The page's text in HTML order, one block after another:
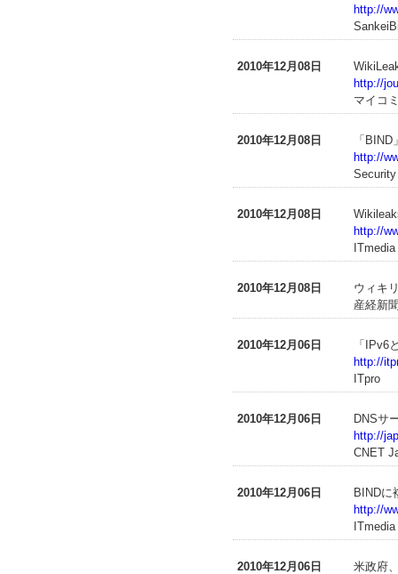
http://
2010年12月08日
http://
マイコ
2010年12月08日
「
http://
2010年12月08日
http://
ITmedia
2010年12月08日
ウィキ
産経新
2010年12月06日
「IPv6
http://
ITpro
2010年12月06日
DNSサ
http://
CNET
2010年12月06日
BINDに
http://
ITmedia
2010年12月06日
米政府